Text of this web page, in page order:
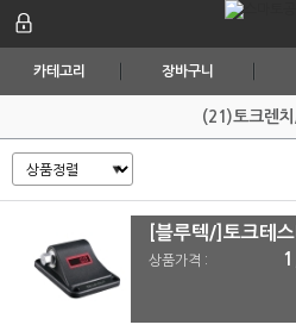
카테고리 장바구니
(21)토크렌치
상품가격 :